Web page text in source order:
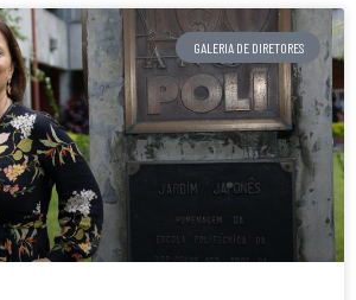
GALERIA DE DIRETORES